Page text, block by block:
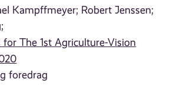
Kampffmeyer; Robert Jenssen;
for The 1st Agriculture-Vision
foredrag